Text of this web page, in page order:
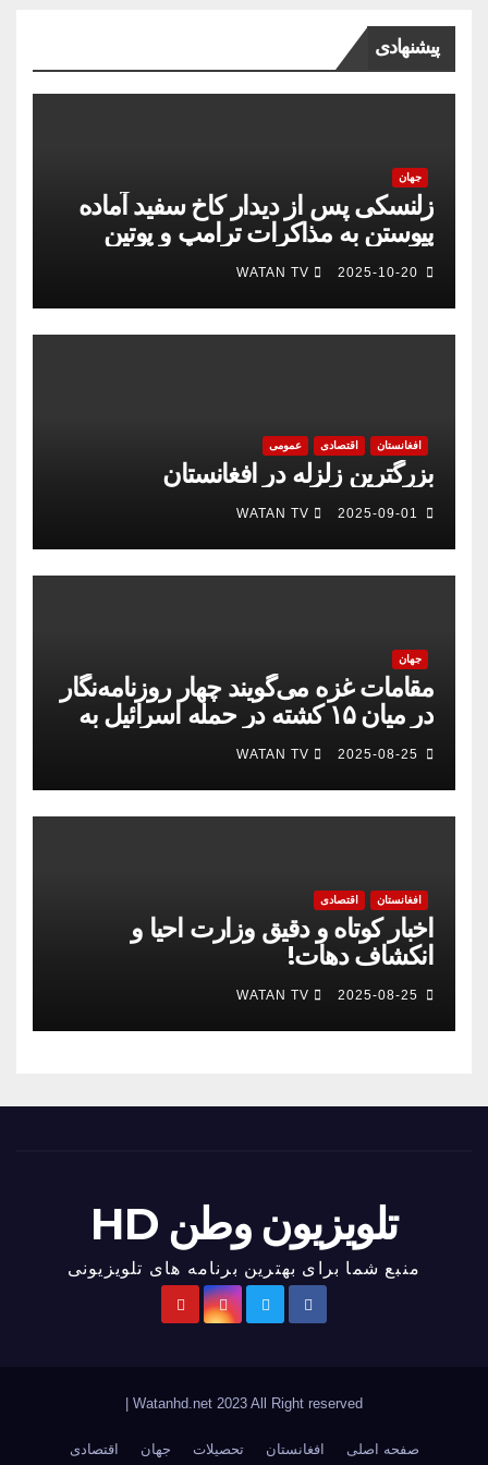
پیشنهادی
جهان
زلنسکی پس از دیدار کاخ سفید آماده
پیوستن به مذاکرات ترامپ و پوتین
است
2025-10-20
WATAN TV
افغانستان اقتصادی عمومی
بزرگترین زلزله در افغانستان
2025-09-01
WATAN TV
جهان
مقامات غزه می‌گویند چهار روزنامه‌نگار
در میان ۱۵ کشته در حمله اسرائیل به
بیمارستان
2025-08-25
WATAN TV
افغانستان اقتصادی
اخبار کوتاه و دقیق وزارت احیا و
انکشاف دهات!
2025-08-25
WATAN TV
تلویزیون وطن HD
منبع شما برای بهترین برنامه های تلویزیونی
Watanhd.net 2023 All Right reserved
صفحه اصلی افغانستان تحصیلات جهان اقتصادی